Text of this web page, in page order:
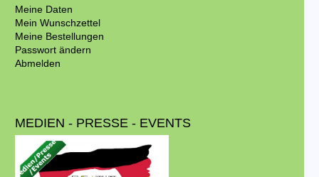
Meine Daten
Mein Wunschzettel
Meine Bestellungen
Passwort ändern
Abmelden
MEDIEN - PRESSE - EVENTS